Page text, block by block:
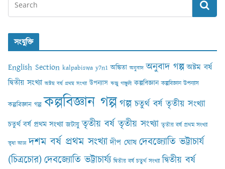
সংযুক্তি
English Section kalpabiswa y7n1 অঙ্কিতা অনুবাদ অনুবাদ গল্প অষ্টম বর্ষ
দ্বিতীয় সংখ্যা অষ্টম বর্ষ প্রথম সংখ্যা উপন্যাস ঋজু গাঙ্গুলী কল্পবিজ্ঞান কল্পবিজ্ঞান উপন্যাস
কল্পবিজ্ঞান গল্প কল্পবিজ্ঞান গল্পগল্প চতুর্থ বর্ষ তৃতীয় সংখ্যা
চতুর্থ বর্ষ প্রথম সংখ্যা জটায়ু তৃতীয় বর্ষ তৃতীয় সংখ্যা তৃতীয় বর্ষ প্রথম সংখ্যা
তৃষা আঢ‍্য দশম বর্ষ প্রথম সংখ্যা দীপ ঘোষ দেবজ্যোতি ভট্টাচার্য
(চিত্রচোর)দেবজ্যোতি ভট্টাচার্য্য দ্বিতীয় বর্ষ চতুর্থ সংখ্যা দ্বিতীয় বর্ষ